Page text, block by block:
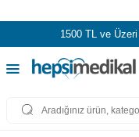
1500 TL ve